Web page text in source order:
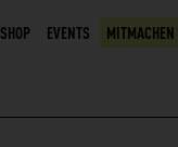
SHOP EVENTS MITMACHEN